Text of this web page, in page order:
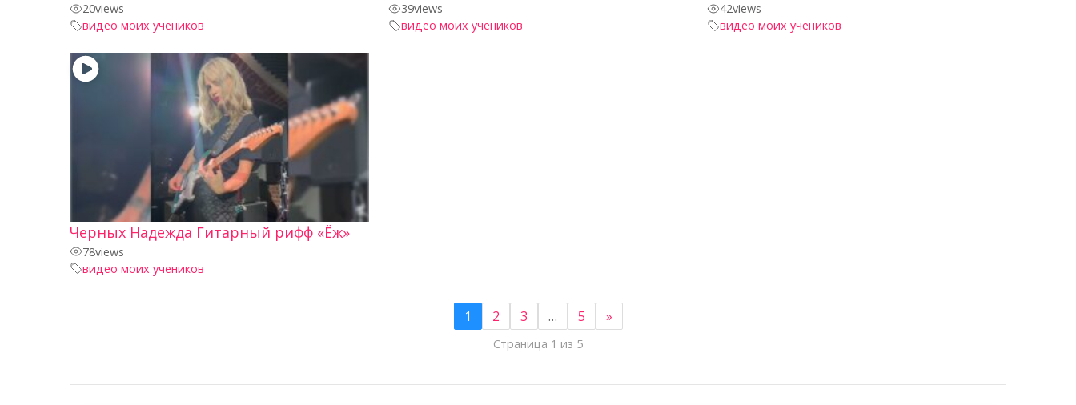
20views
видео моих учеников
39views
видео моих учеников
42views
видео моих учеников
Черных Надежда Гитарный рифф «Ёж»
78views
видео моих учеников
1 2 3 … 5 »
Страница 1 из 5